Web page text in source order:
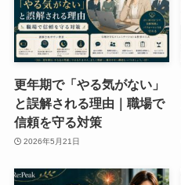
更年期で「やる気がない」
と誤解される理由｜職場で
信頼を守る対策
2026年5月21日